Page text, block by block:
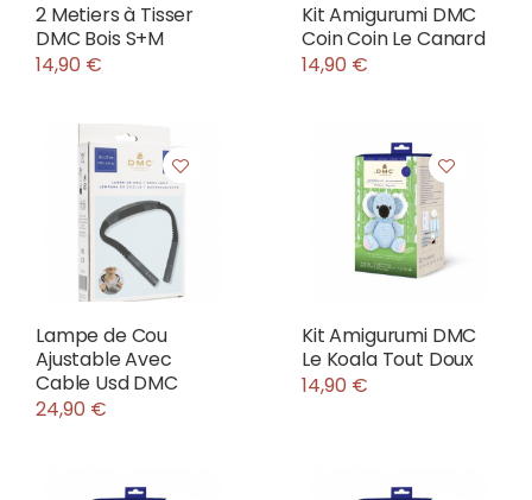
2 Metiers à Tisser
DMC Bois S+M
14,90 €
Kit Amigurumi DMC
Coin Coin Le Canard
14,90 €
Lampe de Cou
Ajustable Avec
Cable Usd DMC
24,90 €
Kit Amigurumi DMC
Le Koala Tout Doux
14,90 €